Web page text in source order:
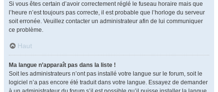
Si vous êtes certain d’avoir correctement réglé le fuseau horaire mais que
l’heure n’est toujours pas correcte, il est probable que l’horloge du serveur
soit erronée. Veuillez contacter un administrateur afin de lui communiquer
ce problème.
Haut
Ma langue n’apparaît pas dans la liste !
Soit les administrateurs n’ont pas installé votre langue sur le forum, soit le
logiciel n’a pas encore été traduit dans votre langue. Essayez de demander